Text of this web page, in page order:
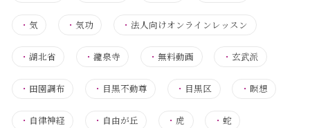
・ 気 ・気功 ・法人向けオンラインレッスン
・ 湖北省 ・瀧泉寺 ・無料動画 ・ 玄武派
・ 田園調布 ・ 目黒不動尊 ・ 目黒区 ・ 瞑想
・ 自律神経 ・ 自由が丘 ・ 虎 ・ 蛇